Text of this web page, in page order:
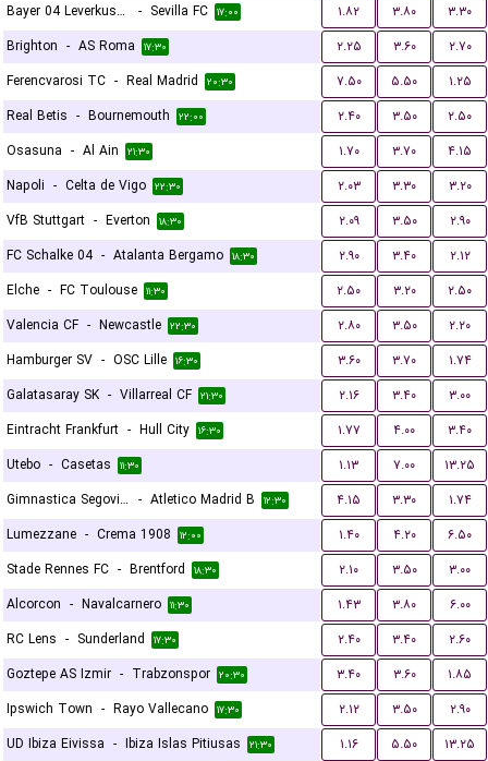
Bayer 04 Leverkusen
- Sevilla FC ۱۷:۰۰ ۱.۸۲ ۳.۸۰
۳.۳۰
Brighton - AS Roma ۱۷:۳۰ ۲.۲۵ ۳.۶۰
۲.۷۰
Ferencvarosi TC - Real Madrid ۲۰:۳۰ ۷.۵۰ ۵.۵۰
۱.۲۵
Real Betis - Bournemouth ۲۲:۰۰ ۲.۴۰ ۳.۵۰
۲.۵۰
Osasuna - Al Ain ۲۱:۳۰ ۱.۷۰ ۳.۷۰
۴.۱۵
Napoli - Celta de Vigo ۲۲:۳۰ ۲.۰۳ ۳.۳۰
۳.۲۰
VfB Stuttgart - Everton ۱۸:۳۰ ۲.۰۹ ۳.۵۰
۲.۹۰
FC Schalke 04 - Atalanta Bergamo ۱۸:۳۰ ۲.۹۰ ۳.۴۰
۲.۱۲
Elche - FC Toulouse ۱۱:۳۰ ۲.۵۰ ۳.۲۰
۲.۵۰
Valencia CF - Newcastle ۲۲:۳۰ ۲.۸۰ ۳.۵۰
۲.۲۰
Hamburger SV - OSC Lille ۱۶:۳۰ ۳.۶۰ ۳.۷۰
۱.۷۴
Galatasaray SK - Villarreal CF ۲۱:۳۰ ۲.۱۶ ۳.۴۰
۳.۰۰
Eintracht Frankfurt - Hull City ۱۶:۳۰ ۱.۷۷ ۴.۰۰
۳.۴۰
Utebo - Casetas ۱۱:۳۰ ۱.۱۳ ۷.۰۰
۱۳.۲۵
Gimnastica Segoviana - Atletico Madrid B ۱۲:۳۰ ۴.۱۵ ۳.۳۰
۱.۷۴
Lumezzane - Crema 1908 ۱۲:۰۰ ۱.۴۰ ۴.۲۰
۶.۵۰
Stade Rennes FC - Brentford ۱۸:۳۰ ۲.۱۰ ۳.۵۰
۳.۰۰
Alcorcon - Navalcarnero ۱۱:۳۰ ۱.۴۳ ۳.۸۰
۶.۰۰
RC Lens - Sunderland ۱۷:۳۰ ۲.۴۰ ۳.۴۰
۲.۶۰
Goztepe AS Izmir - Trabzonspor ۲۰:۳۰ ۳.۴۰ ۳.۶۰
۱.۸۵
Ipswich Town - Rayo Vallecano ۱۷:۳۰ ۲.۱۲ ۳.۵۰
۲.۹۰
UD Ibiza Eivissa - Ibiza Islas Pitiusas ۲۱:۳۰ ۱.۱۶ ۵.۵۰
۱۳.۲۵